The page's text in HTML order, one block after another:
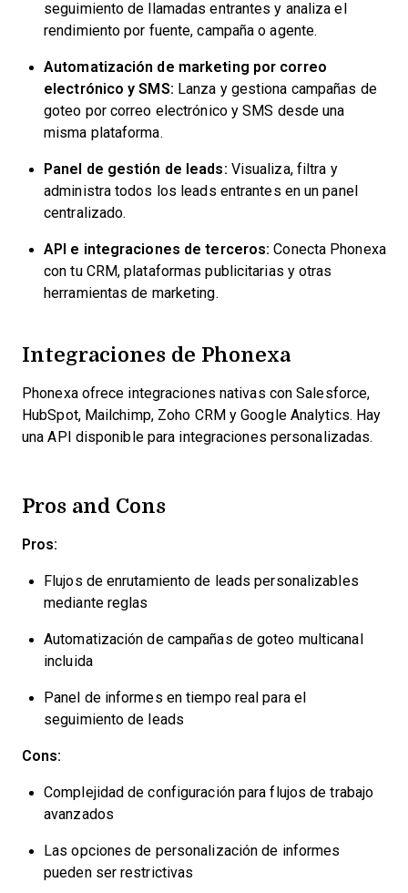
seguimiento de llamadas entrantes y analiza el
rendimiento por fuente, campaña o agente.
Automatización de marketing por correo
electrónico y SMS: Lanza y gestiona campañas de
goteo por correo electrónico y SMS desde una
misma plataforma.
Panel de gestión de leads: Visualiza, filtra y
administra todos los leads entrantes en un panel
centralizado.
API e integraciones de terceros: Conecta Phonexa
con tu CRM, plataformas publicitarias y otras
herramientas de marketing.
Integraciones de Phonexa
Phonexa ofrece integraciones nativas con Salesforce,
HubSpot, Mailchimp, Zoho CRM y Google Analytics. Hay
una API disponible para integraciones personalizadas.
Pros and Cons
Pros:
Flujos de enrutamiento de leads personalizables
mediante reglas
Automatización de campañas de goteo multicanal
incluida
Panel de informes en tiempo real para el
seguimiento de leads
Cons:
Complejidad de configuración para flujos de trabajo
avanzados
Las opciones de personalización de informes
pueden ser restrictivas